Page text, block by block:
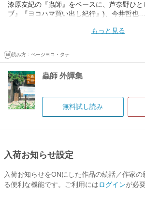
漆原友紀の『蟲師』をベースに、芦奈野ひ
ブ』『ヨコハマ買い出し紀行』)、今井哲也…
もっと見る
読み方： ページヨコ・タテ
蟲師 外譚集
無料試し読み
入荷お知らせ設定
入荷お知らせをONにした作品の続話／作家
る便利な機能です。ご利用にはログインが必